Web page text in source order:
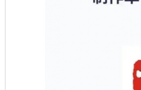
东山县通报“牛蛙产品抗生素超标问题”